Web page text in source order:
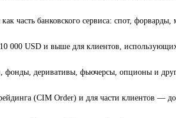
часть банковского сервиса: спот,
000 USD и выше для клиентов,
деривативы, фьючерсы, опционы и
(CIM Order) и для части клиентов —